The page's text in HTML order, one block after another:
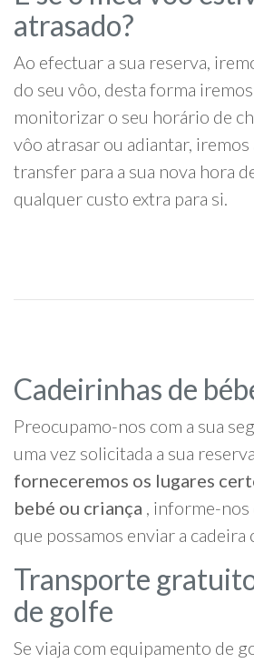
atrasado?
Ao efectuar a sua reserva,
do seu vôo, desta forma
monitorizar o seu horário de
vôo atrasar ou adiantar, iremos
transfer para a sua nova hora
qualquer custo extra para si.
Cadeirinhas de
Preocupamo-nos com a sua
uma vez solicitada a sua reserva
forneceremos os lugares
bebé ou criança , informe-nos
que possamos enviar a cadeira
Transporte
de golfe
Se viaja com equipamento de